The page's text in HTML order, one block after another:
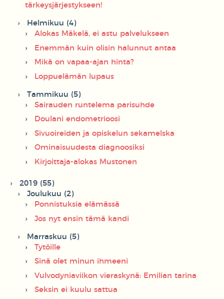
tärkeysjärjestykseen!
Helmikuu (4)
Alokas Mäkelä, ei astu palvelukseen
Enemmän kuin olisin halunnut antaa
Mikä on vapaa-ajan hinta?
Loppuelämän lupaus
Tammikuu (5)
Sairauden runtelema parisuhde
Doulani endometrioosi
Sivuoireiden ja opiskelun sekamelska
Ominaisuudesta diagnoosiksi
Kirjoittaja-alokas Mustonen
2019 (55)
Joulukuu (2)
Ponnistuksia elämässä
Jos nyt ensin tämä kandi
Marraskuu (5)
Tytöille
Sinä olet minun ihmeeni
Vulvodyniaviikon vieraskynä: Emilian tarina
Seksin ei kuulu sattua